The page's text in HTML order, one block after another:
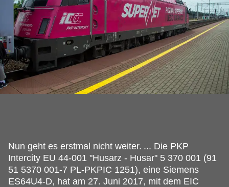
Nun geht es erstmal nicht weiter. ... Die PKP
Intercity EU 44-001 "Husarz - Husar" 5 370 001 (91
51 5370 001-7 PL-PKPIC 1251), eine Siemens
ES64U4-D, hat am 27. Juni 2017, mit dem EIC